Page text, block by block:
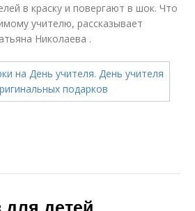
в краску и повергают в шок. Что
учителю, рассказывает
Николаева .